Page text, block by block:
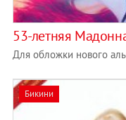
53-летняя
Для обложки нового
Бикини